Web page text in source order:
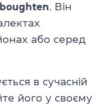
boughten . Він
або серед
в сучасній
його у своєму